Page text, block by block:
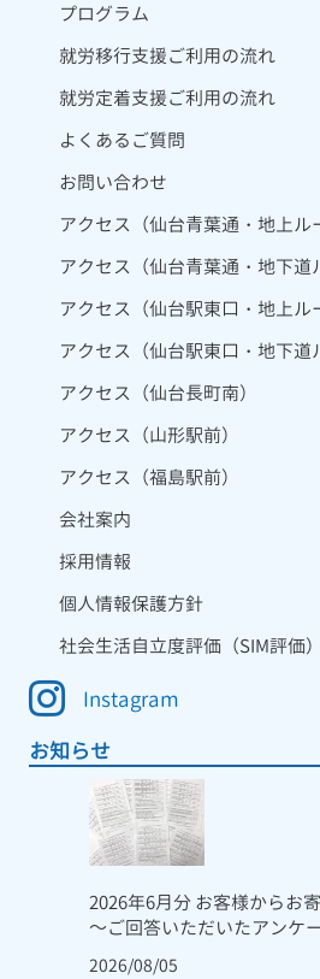
プログラム
就労移行支援ご利用の流れ
就労定着支援ご利用の流れ
よくあるご質問
お問い合わせ
アクセス（仙台青葉通・地上ル
アクセス（仙台青葉通・地下道
アクセス（仙台駅東口・地上ル
アクセス（仙台駅東口・地下道
アクセス（仙台長町南）
アクセス（山形駅前）
アクセス（福島駅前）
会社案内
採用情報
個人情報保護方針
社会生活自立度評価（SIM評価
Instagram
お知らせ
2026年6月分 お客様からお
～ご回答いただいたアンケ
2026/08/05